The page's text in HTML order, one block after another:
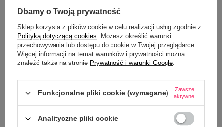
Potrzebujesz pomocy? Masz pytania?
Zadaj pytanie a my odpowiemy
niezwłocznie, najciekawsze pytania i
odpowiedzi publikując dla innych.
ZADAJ PYTANIE
Dbamy o Twoją prywatność
Sklep korzysta z plików cookie w celu realizacji usług zgodnie z
Polityką dotyczącą cookies. Możesz określić warunki
przechowywania lub dostępu do cookie w Twojej przeglądarce.
Więcej informacji na temat warunków i prywatności można
znaleźć także na stronie Prywatność i warunki Google.
Funkcjonalne pliki cookie (wymagane)
Zawsze
aktywne
Analityczne pliki cookie